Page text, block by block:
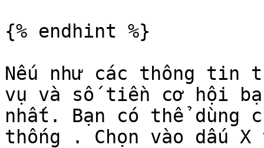
{% endhint %}
Nếu như các thông tin
vụ và số tiền cơ hội
nhất. Bạn có thể dùng
thống . Chọn vào dấu